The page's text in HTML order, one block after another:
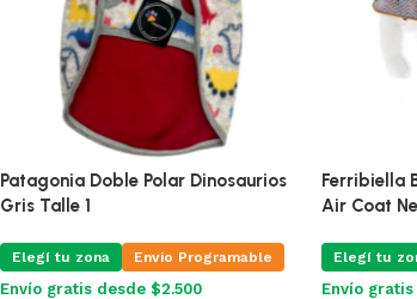
Patagonia Doble Polar Dinosaurios
Gris Talle 1
Elegí tu zona Envio Programable
Envío gratis desde $2.500
Ferribiella
Air Coat
Elegí tu
Envío